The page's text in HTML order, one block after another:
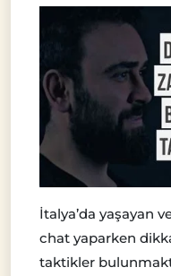
İtalya’da yaşayan
chat yaparken
taktikler